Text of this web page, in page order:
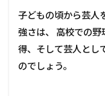
子どもの頃から芸人
強さは、 高校での
得、そして芸人とし
のでしょう。